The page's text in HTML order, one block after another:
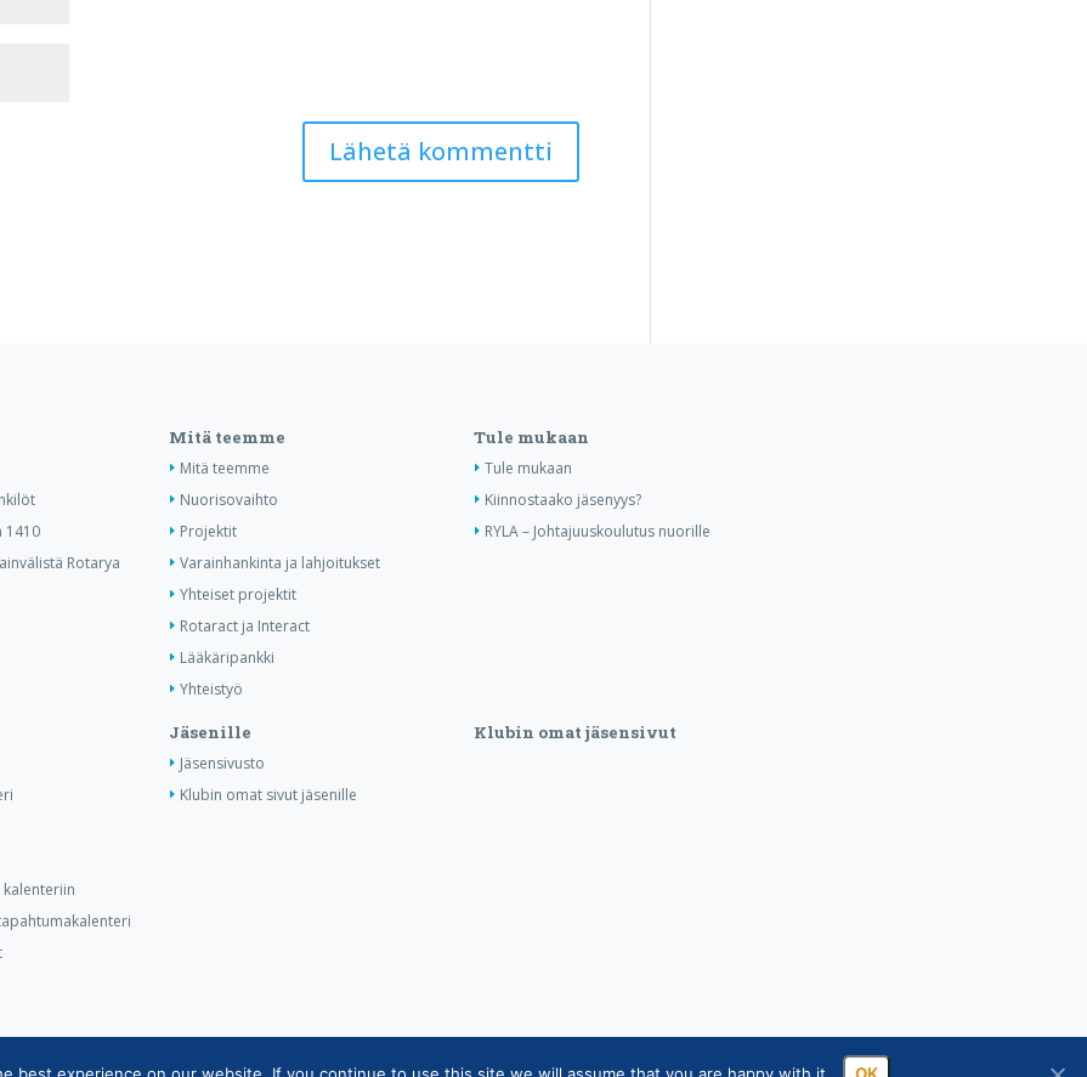
1410
Rotarya
Mitä teemme
Mitä teemme
Nuorisovaihto
Projektit
Varainhankinta ja lahjoitukset
Yhteiset projektit
Rotaract ja Interact
Lääkäripankki
Yhteistyö
Tule mukaan
Tule mukaan
Kiinnostaako jäsenyys?
RYLA – Johtajuuskoulutus nuorille
kalenteriin
Jäsenille
Jäsensivusto
Klubin omat sivut jäsenille
Klubin omat jäsensivut